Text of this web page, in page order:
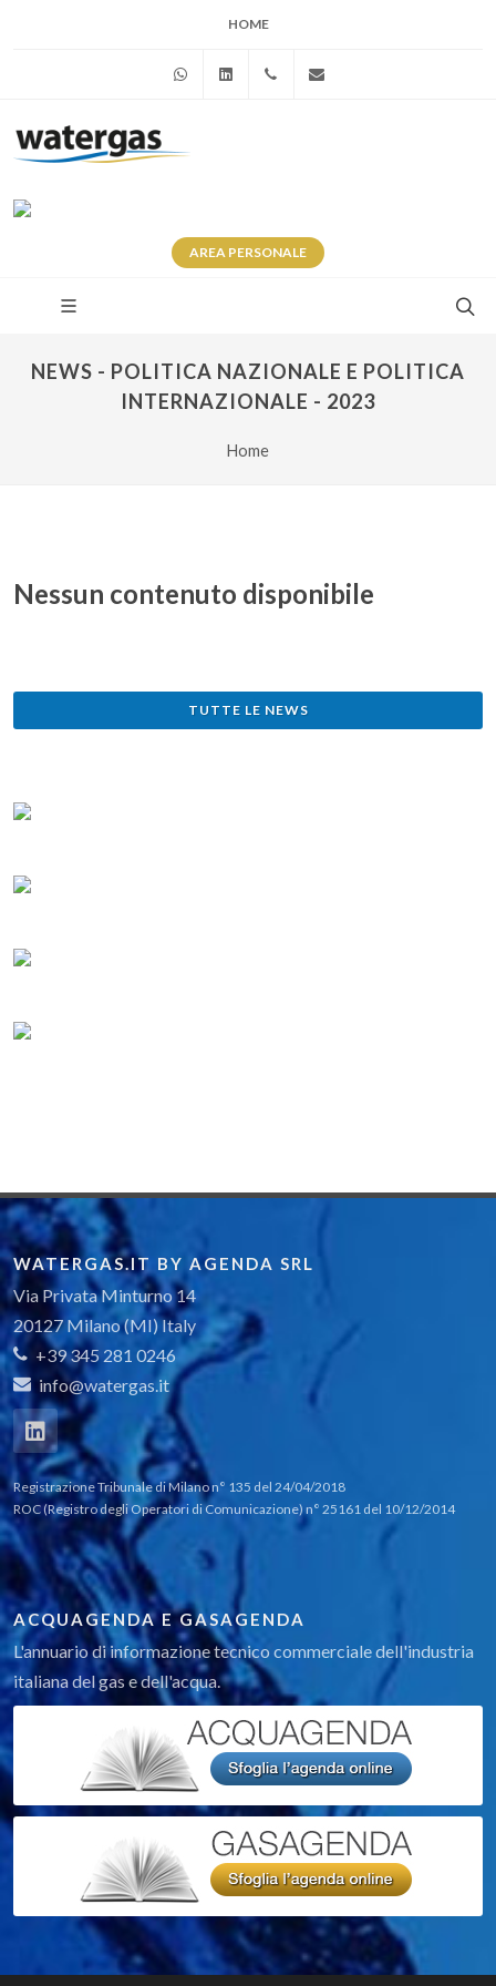
HOME
WhatsAppLinkedin+39 345 281 0246
AREA PERSONALE
NEWS - POLITICA NAZIONALE E POLITICA
INTERNAZIONALE - 2023
Home
Nessun contenuto disponibile
TUTTE LE NEWS
WATERGAS.IT BY AGENDA SRL
Via Privata Minturno 14
20127 Milano (MI) Italy
+39 345 281 0246
info@watergas.it
Registrazione Tribunale di Milano n° 135 del 24/04/2018
ROC (Registro degli Operatori di Comunicazione) n° 25161 del 10/12/2014
ACQUAGENDA E GASAGENDA
L'annuario di informazione tecnico commerciale dell'industria
italiana del gas e dell'acqua.